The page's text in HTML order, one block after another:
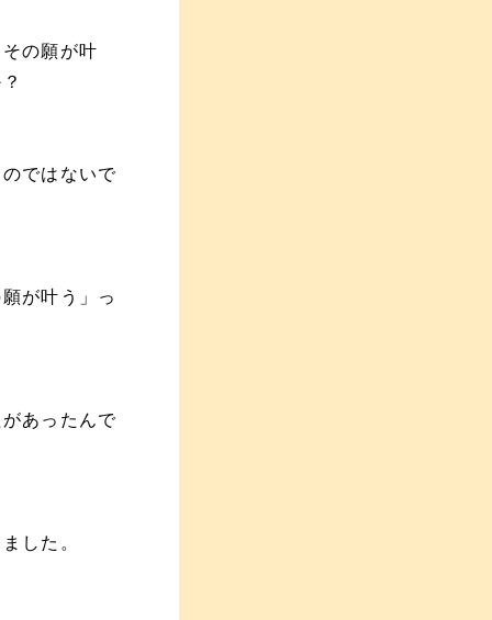
の願が叶
ではないで
が叶う」っ
あったんで
した。